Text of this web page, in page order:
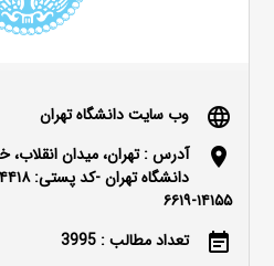
language وب سایت دانشگاه تهران
location_on
۱۴۱۵۵-۶۶۱۹
event_note تعداد مطالب : 3995